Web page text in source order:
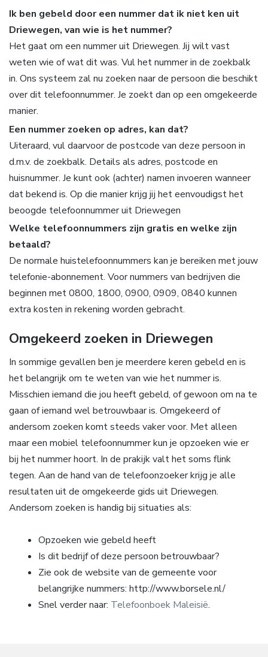
Ik ben gebeld door een nummer dat ik niet ken uit
Driewegen, van wie is het nummer?
Het gaat om een nummer uit Driewegen. Jij wilt vast
weten wie of wat dit was. Vul het nummer in de zoekbalk
in. Ons systeem zal nu zoeken naar de persoon die beschikt
over dit telefoonnummer. Je zoekt dan op een omgekeerde
manier.
Een nummer zoeken op adres, kan dat?
Uiteraard, vul daarvoor de postcode van deze persoon in
d.m.v. de zoekbalk. Details als adres, postcode en
huisnummer. Je kunt ook (achter) namen invoeren wanneer
dat bekend is. Op die manier krijg jij het eenvoudigst het
beoogde telefoonnummer uit Driewegen
Welke telefoonnummers zijn gratis en welke zijn
betaald?
De normale huistelefoonnummers kan je bereiken met jouw
telefonie-abonnement. Voor nummers van bedrijven die
beginnen met 0800, 1800, 0900, 0909, 0840 kunnen
extra kosten in rekening worden gebracht.
Omgekeerd zoeken in Driewegen
In sommige gevallen ben je meerdere keren gebeld en is
het belangrijk om te weten van wie het nummer is.
Misschien iemand die jou heeft gebeld, of gewoon om na te
gaan of iemand wel betrouwbaar is. Omgekeerd of
andersom zoeken komt steeds vaker voor. Met alleen
maar een mobiel telefoonnummer kun je opzoeken wie er
bij het nummer hoort. In de prakijk valt het soms flink
tegen. Aan de hand van de telefoonzoeker krijg je alle
resultaten uit de omgekeerde gids uit Driewegen.
Andersom zoeken is handig bij situaties als:
Opzoeken wie gebeld heeft
Is dit bedrijf of deze persoon betrouwbaar?
Zie ook de website van de gemeente voor
belangrijke nummers: http://www.borsele.nl/
Snel verder naar: Telefoonboek Maleisië.